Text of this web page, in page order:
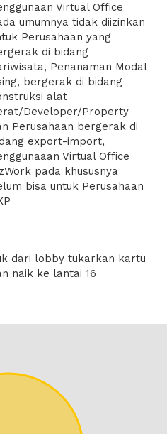
air mineral, teh & kopi
lingkungan yang modern
BizWork Virtual Office
pilihan tepat bagi para
freelancer, dan
yang mencari solusi
yang fleksibel dan
Kami berkomitmen
memberikan layanan
dan membantu
bisnis kamu dengan
solusi virtual office
inovatif dan praktis.
mengelola bisnismu.
Virtual Office
umumnya tidak diizinkan
Perusahaan yang
di bidang
Penanaman Modal
bergerak di bidang
alat
Developer/Property
Perusahaan bergerak di
export-import,
Virtual Office
pada khususnya
bisa untuk Perusahaan
dari lobby tukarkan kartu
naik ke lantai 16